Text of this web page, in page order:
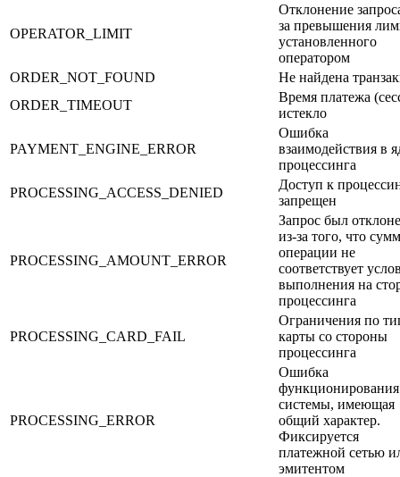
OPERATOR_LIMIT
Отклонение
за превышения
установленного
оператором
ORDER_NOT_FOUND
Не найдена
ORDER_TIMEOUT
Время платежа
истекло
PAYMENT_ENGINE_ERROR
Ошибка
взаимодействия в
процессинга
PROCESSING_ACCESS_DENIED
Доступ к
запрещен
PROCESSING_AMOUNT_ERROR
Запрос был
из-за того, что
операции не
соответствует
выполнения на
процессинга
PROCESSING_CARD_FAIL
Ограничения по
карты со стороны
процессинга
PROCESSING_ERROR
Ошибка
функционирования
системы, имеющая
общий характер.
Фиксируется
платежной сетью
эмитентом